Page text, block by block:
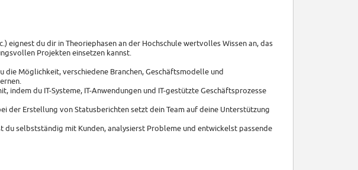
eignest du dir in Theoriephasen an der Hochschule wertvolles Wissen an, das
Projekten einsetzen kannst.
Möglichkeit, verschiedene Branchen, Geschäftsmodelle und
du IT-Systeme, IT-Anwendungen und IT-gestützte Geschäftsprozesse
Erstellung von Statusberichten setzt dein Team auf deine Unterstützung
du selbstständig mit Kunden, analysierst Probleme und entwickelst passende